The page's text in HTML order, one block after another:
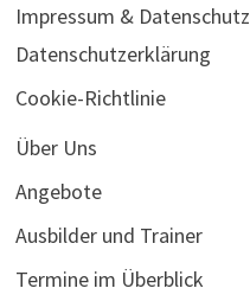
Impressum & Datenschutz
Datenschutzerklärung
Cookie-Richtlinie
Über Uns
Angebote
Ausbilder und Trainer
Termine im Überblick